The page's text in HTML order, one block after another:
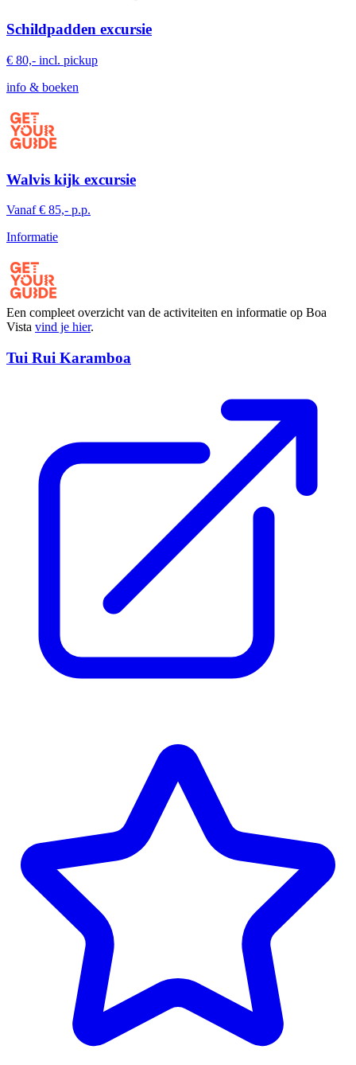
Schildpadden excursie
€ 80,- incl. pickup
info & boeken
Walvis kijk excursie
Vanaf € 85,- p.p.
Informatie
Een compleet overzicht van de activiteiten en informatie op Boa
Vista vind je hier.
Tui Rui Karamboa